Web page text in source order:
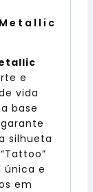
e
vida
base
silhueta
única e
em